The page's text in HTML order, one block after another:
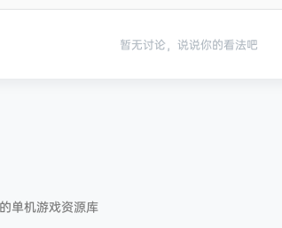
暂无讨论，说说你的看法吧
单机游戏资源库